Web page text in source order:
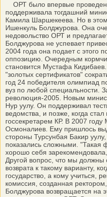
ОРТ было впервые
поддерживала тогдашний
Камила Шаршекеева. Но в этом
Ишенкуль Болджурова. Она
недовольство ОРТ и
Болджурова не успевает
2004 года она подает с этого
оппозицию. Очередным
становится Мустафа
"золотых сертификатов"
год 24 победителя олимпиад
вуз по любой специальности.
революция-2005. Новым
Нур уулу. Он поддерживал
ведомства, и позже, когда
госсекретарем КР. В 2007
Осмоналиев. Ему пришлось
стороны Турсунбая Бакир
показались сложными. "Такая
хорошо себя
Другой вопрос, что мы должны
возврата к такому варианту,
государство, а кому учиться,
комиссия, созданная
Болджурова возвращается на